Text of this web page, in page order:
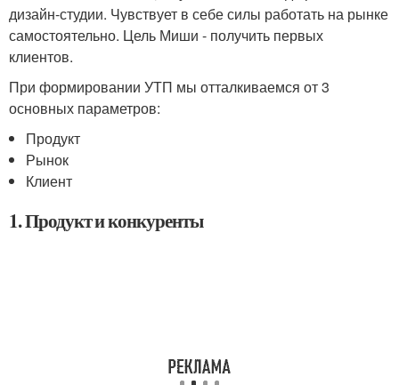
дизайн-студии. Чувствует в себе силы работать на рынке
самостоятельно. Цель Миши - получить первых
клиентов.
При формировании УТП мы отталкиваемся от 3
основных параметров:
Продукт
Рынок
Клиент
1. Продукт и конкуренты